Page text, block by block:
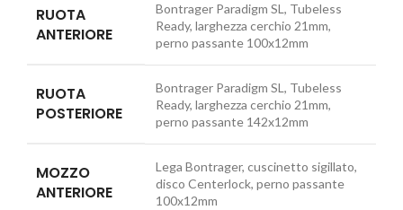
RUOTA
ANTERIORE
Bontrager Paradigm SL, Tubeless
Ready, larghezza cerchio 21mm,
perno passante 100x12mm
RUOTA
POSTERIORE
Bontrager Paradigm SL, Tubeless
Ready, larghezza cerchio 21mm,
perno passante 142x12mm
MOZZO
ANTERIORE
Lega Bontrager, cuscinetto sigillato,
disco Centerlock, perno passante
100x12mm